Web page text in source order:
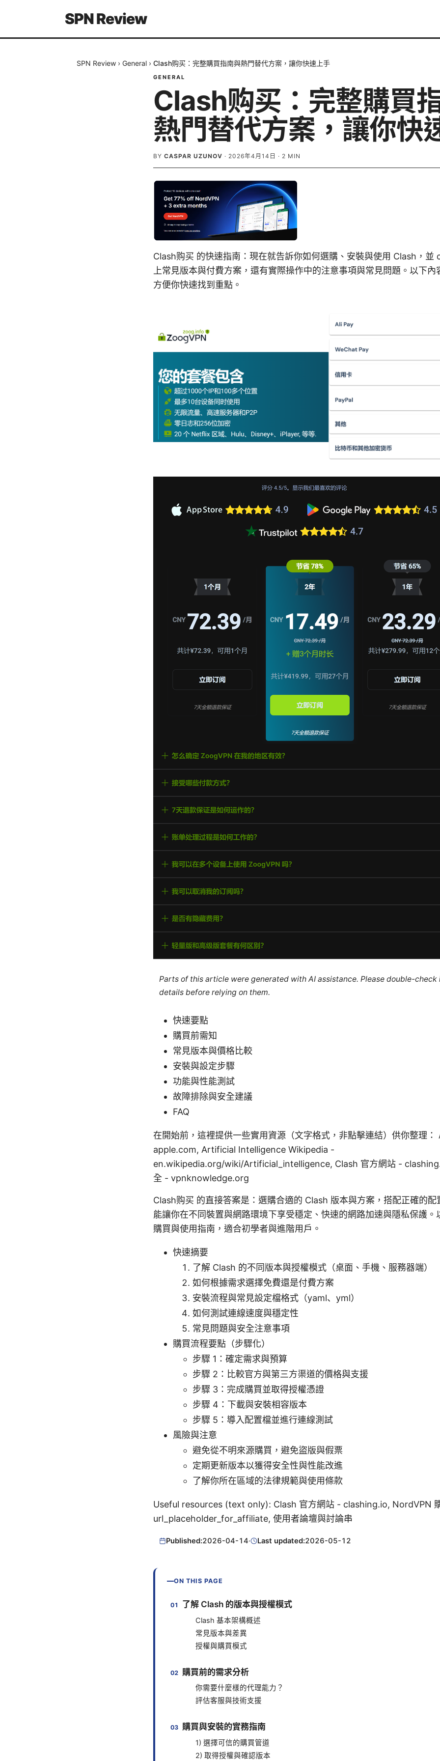
SPN Review
SPN Review › General › Clash购买：完整購買指南與熱門替代方案，讓你快速上手
GENERAL
Clash购买：完整購買
熱門替代方案，讓你快
BY CASPAR UZUNOV · 2026年4月14日 · 2 MIN
Clash购买 的快速指南：現在就告訴你如何選購、安裝與使用 Clash，並
上常見版本與付費方案，還有實際操作中的注意事項與常見問題。以下內
方便你快速找到重點。
Parts of this article were generated with AI assistance. Please double-
details before relying on them.
快速要點
購買前需知
常見版本與價格比較
安裝與設定步驟
功能與性能測試
故障排除與安全建議
FAQ
在開始前，這裡提供一些實用資源（文字格式，非點擊連結）供你整理
apple.com, Artificial Intelligence Wikipedia -
en.wikipedia.org/wiki/Artificial_intelligence, Clash 官方網站 -
全 - vpnknowledge.org
Clash购买 的直接答案是：選購合適的 Clash 版本與方案，搭配正確的配
能讓你在不同裝置與網路環境下享受穩定、快速的網路加速與隱私保護。
購買與使用指南，適合初學者與進階用戶。
快速摘要
了解 Clash 的不同版本與授權模式（桌面、手機、服務器端）
如何根據需求選擇免費還是付費方案
安裝流程與常見設定檔格式（yaml、yml）
如何測試連線速度與穩定性
常見問題與安全注意事項
購買流程要點（步驟化）
步驟 1：確定需求與預算
步驟 2：比較官方與第三方渠道的價格與支援
步驟 3：完成購買並取得授權憑證
步驟 4：下載與安裝相容版本
步驟 5：導入配置檔並進行連線測試
風險與注意
避免從不明來源購買，避免盜版與假票
定期更新版本以獲得安全性與性能改進
了解你所在區域的法律規範與使用條款
Useful resources (text only): Clash 官方網站 - clashing.io, NordVPN
url_placeholder_for_affiliate, 使用者論壇與討論串
Published:2026-04-14· Last updated:2026-05-12
ON THIS PAGE
了解 Clash 的版本與授權模式
Clash 基本架構概述
常見版本與差異
授權與購買模式
購買前的需求分析
你需要什麼樣的代理能力？
評估客服與技術支援
購買與安裝的實務指南
1) 選擇可信的購買管道
2) 取得授權與確認版本